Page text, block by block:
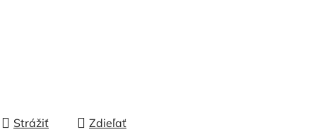
Strážiť Zdieľať